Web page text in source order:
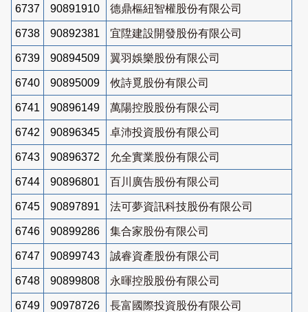
6737 90891910 德鼎樞紐智權股份有限公司
6738 90892381 宜陞建設開發股份有限公司
6739 90894509 翼羽娛樂股份有限公司
6740 90895009 攸詩覓股份有限公司
6741 90896149 萬陽控股股份有限公司
6742 90896345 卓沛投資股份有限公司
6743 90896372 允全實業股份有限公司
6744 90896801 百川廣告股份有限公司
6745 90897891 法可夢資訊科技股份有限公司
6746 90899286 集合家股份有限公司
6747 90899743 誠睿資產股份有限公司
6748 90899808 永暉控股股份有限公司
6749 90978726 長富國際投資股份有限公司